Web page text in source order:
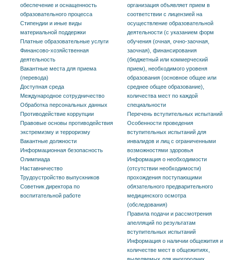
обеспечение и оснащенность
образовательного процесса
Стипендии и иные виды
материальной поддержки
Платные образовательные услуги
Финансово-хозяйственная
деятельность
Вакантные места для приема
(перевода)
Доступная среда
Международное сотрудничество
Обработка персональных данных
Противодействие коррупции
Правовые основы противодействия
экстремизму и терроризму
Вакантные должности
Информационная безопасность
Олимпиада
Наставничество
Трудоустройство выпускников
Советник директора по
воспитательной работе
организация объявляет прием в
соответствии с лицензией на
осуществление образовательной
деятельности (с указанием форм
обучения (очная, очно-заочная,
заочная), финансирования
(бюджетный или коммерческий
прием), необходимого уровеня
образования (основное общее или
среднее общее образование),
количества мест по каждой
специальности
Перечень вступительных испытаний
Особенности проведения
вступительных испытаний для
инвалидов и лиц с ограниченными
возможностями здоровья
Информация о необходимости
(отсутствии необходимости)
прохождения поступающими
обязательного предварительного
медицинского осмотра
(обследования)
Правила подачи и рассмотрения
апелляций по результатам
вступительных испытаний
Информация о наличии общежития и
количестве мест в общежитиях,